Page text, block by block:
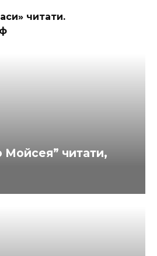
читати.
Мойсея” читати,